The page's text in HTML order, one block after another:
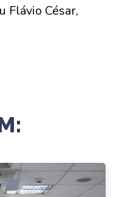
Flávio César,